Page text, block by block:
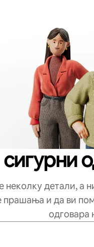
неколку детали, а
прашања и да ви
одговара